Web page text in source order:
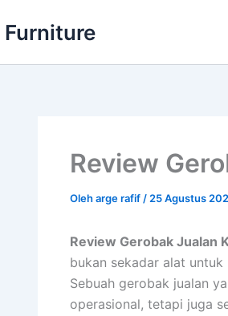
Review
Oleharge rafif / 25 Agustus
Review Gerobak Jualan
bukan sekadar alat
Sebuah gerobak jualan
operasional, tetapi juga